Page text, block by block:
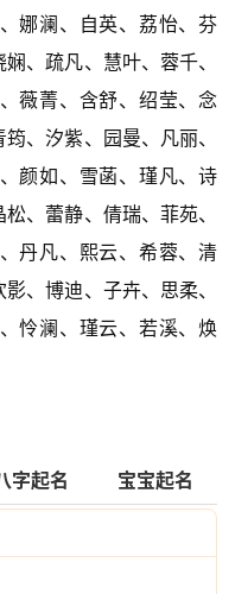
娜澜、自英、荔怡、芬
、疏凡、慧叶、蓉千、
薇菁、含舒、绍莹、念
、汐紫、园曼、凡丽、
颜如、雪菡、瑾凡、诗
、蕾静、倩瑞、菲苑、
丹凡、熙云、希蓉、清
、博迪、子卉、思柔、
怜澜、瑾云、若溪、焕
字起名 宝宝起名